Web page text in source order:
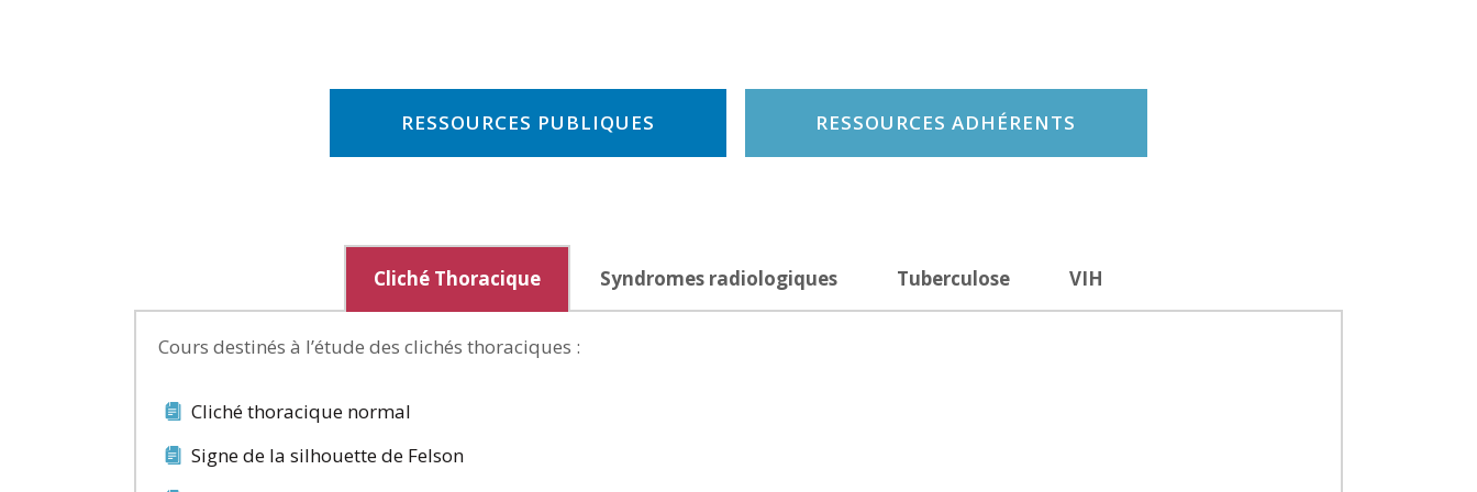
RESSOURCES PUBLIQUES RESSOURCES ADHÉRENTS
Cliché Thoracique Syndromes radiologiques Tuberculose VIH
Cours destinés à l’étude des clichés thoraciques :
Cliché thoracique normal
Signe de la silhouette de Felson